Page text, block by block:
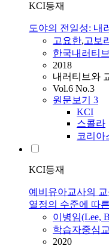
KCI등재
도야의 전일성: 내
고요한,고보
한국내러티
2018
내러티브와
Vol.6 No.3
원문보기 3
KCI
스콜라
코리아
KCI등재
예비유아교사의
열정의 수준에 따
이병임(Lee,
학습자중심
2020